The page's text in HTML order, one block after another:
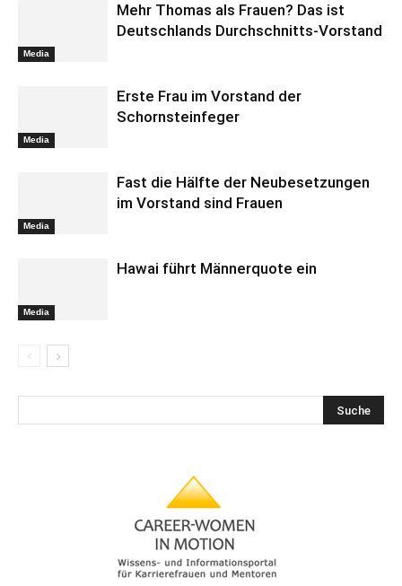
Media
Mehr Thomas als Frauen? Das ist
Deutschlands Durchschnitts-Vorstand
Media
Erste Frau im Vorstand der
Schornsteinfeger
Media
Fast die Hälfte der Neubesetzungen
im Vorstand sind Frauen
Media
Hawai führt Männerquote ein